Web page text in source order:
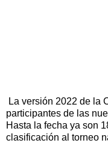
La versión 2022 de la
participantes de las
Hasta la fecha ya son
clasificación al torneo